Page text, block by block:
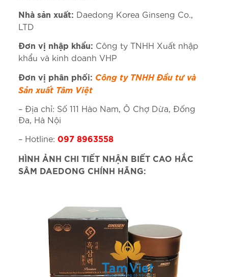
Nhà sản xuất: Daedong Korea Ginseng Co.,
LTD
Đơn vị nhập khẩu: Công ty TNHH Xuất nhập
khẩu và kinh doanh VHP
Đơn vị phân phối: Công ty TNHH Đầu tư và
Sản xuất Tâm Việt
– Địa chỉ: Số 111 Hào Nam, Ô Chợ Dừa, Đống
Đa, Hà Nội
– Hotline: 097 8963558
HÌNH ẢNH CHI TIẾT NHẬN BIẾT CAO HẮC
SÂM DAEDONG CHÍNH HÃNG: